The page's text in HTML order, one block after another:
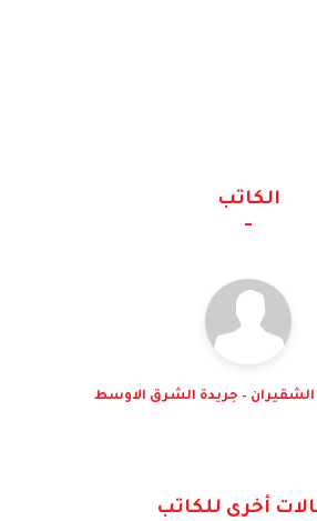
الكاتب
– جريدة الشرق الاوسط
أخرى للكاتب